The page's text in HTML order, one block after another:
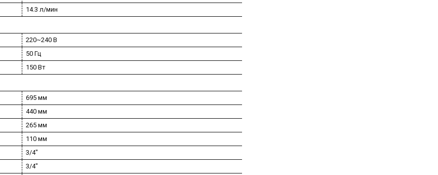
14.3 л/мин
220~240 В
50 Гц
150 Вт
695 мм
440 мм
265 мм
110 мм
3/4"
3/4"